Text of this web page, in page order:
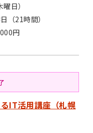
曜日）
（21時間）
円
IT活用講座（札幌